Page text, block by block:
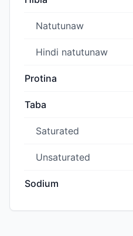
Natutunaw
Hindi natutunaw
Protina
Taba
Saturated
Unsaturated
Sodium